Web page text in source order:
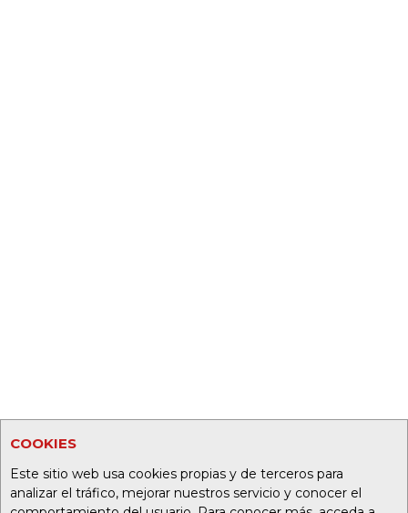
COOKIES
Este sitio web usa cookies propias y de terceros para
analizar el tráfico, mejorar nuestros servicio y conocer el